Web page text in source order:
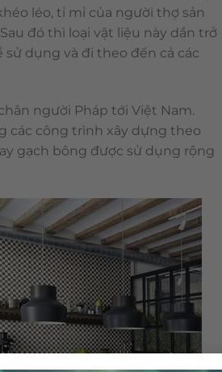
léo, tỉ mỉ của người thợ sản
đó thì loại vật liệu này dần trở
dụng và đi theo đến cả các
người Pháp tới Việt Nam.
các công trình xây dựng theo
gạch bông được sử dụng rộng